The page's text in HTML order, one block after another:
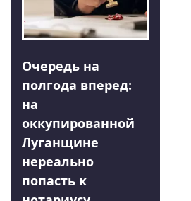
Очередь на
полгода вперед:
на
оккупированной
Луганщине
нереально
попасть к